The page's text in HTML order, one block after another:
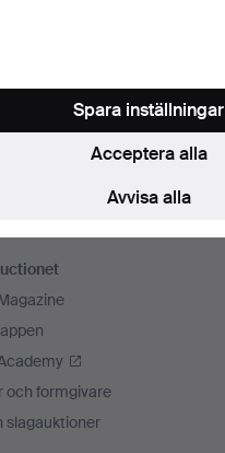
och formgivare
slagauktioner
Avvisa alla
Acceptera alla
Spara inställningar